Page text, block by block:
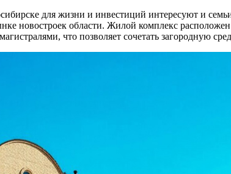
для жизни и инвестиций интересуют и
новостроек области. Жилой комплекс
что позволяет сочетать загородную